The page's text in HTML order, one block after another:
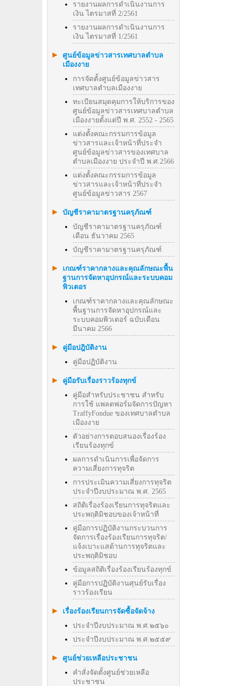
รายงานผลการดำเนินงานการ
เงิน ไตรมาสที่ 2/2561
รายงานผลการดำเนินงานการ
เงิน ไตรมาสที่ 1/2561
ศูนย์ข้อมูลข่าวสารเทศบาลตำบล
เมืองงาย
การจัดตั้งศูนย์ข้อมูลข่าวสาร
เทศบาลตำบลเมืองงาย
ทะเบียนสมุดคุมการให้บริการของ
ศูนย์ข้อมูลข่าวสารเทศบาลตำบล
เมืองงายตั้งแต่ปี พ.ศ. 2552 - 2565
แต่งตั้งคณะกรรมการข้อมูล
ข่าวสารและเจ้าหน้าที่ประจำ
ศูนย์ข้อมูลข่าวสารของเทศบาล
ตำบลเมืองงาย ประจำปี พ.ศ.2566
แต่งตั้งคณะกรรมการข้อมูล
ข่าวสารและเจ้าหน้าที่ประจำ
ศูนย์ข้อมูลข่าวสาร 2567
บัญชีราคามาตรฐานครุภัณฑ์
บัญชีราคามาตรฐานครุภัณฑ์
เดือน ธันวาคม 2565
บัญชีราคามาตรฐานครุภัณฑ์
เกณฑ์ราคากลางและคุณลักษณะพื้น
ฐานการจัดหาอุปกรณ์และระบบคอม
พิวเตอร
เกณฑ์ราคากลางและคุณลักษณะ
พื้นฐานการจัดหาอุปกรณ์และ
ระบบคอมพิวเตอร์ ฉบับเดือน
มีนาคม 2566
คู่มือปฎิบัติงาน
คู่มือปฏิบัติงาน
คู่มือรับเรื่องราวร้องทุกข์
คู่มือสำหรับประชาชน สำหรับ
การใช้ แพลตฟอร์มจัดการปัญหา
TraffyFondue ของเทศบาลตำบล
เมืองงาย
ตัวอย่างการตอบสนองเรื่องร้อง
เรียนร้องทุกข์
ผลการดำเนินการเพื่อจัดการ
ความเสี่ยงการทุจริต
การประเมินความเสี่ยงการทุจริต
ประจำปีงบประมาณ พ.ศ. 2565
สถิติเรื่องร้องเรียนการทุจริตและ
ประพฤติมิชอบของเจ้าหน้าที่
คู่มือการปฏิบัติงานกระบวนการ
จัดการเรื่องร้องเรียนการทุจริต/
แจ้งเบาะแสด้านการทุจริตและ
ประพฤติมิชอบ
ข้อมูลสถิติเรื่องร้องเรียนร้องทุกข์
คู่มือการปฏิบัติงานศุนย์รับเรื่อง
ราวร้องเรียน
เรื่องร้องเรียนการจัดซื้อจัดจ้าง
ประจำปีงบประมาณ พ.ศ.๒๕๖๐
ประจำปีงบประมาณ พ.ศ.๒๕๕๙
ศูนย์ช่วยเหลือประชาชน
คำสั่งจัดตั้งศูนย์ช่วยเหลือ
ประชาชน